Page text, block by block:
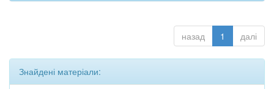
назад 1 далі
Знайдені матеріали: